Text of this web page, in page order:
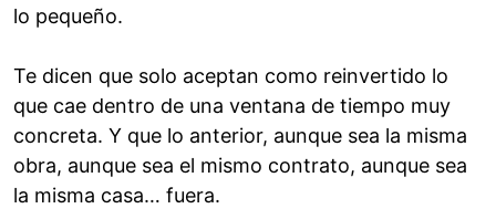
lo pequeño.
Te dicen que solo aceptan como reinvertido lo
que cae dentro de una ventana de tiempo muy
concreta. Y que lo anterior, aunque sea la misma
obra, aunque sea el mismo contrato, aunque sea
la misma casa… fuera.